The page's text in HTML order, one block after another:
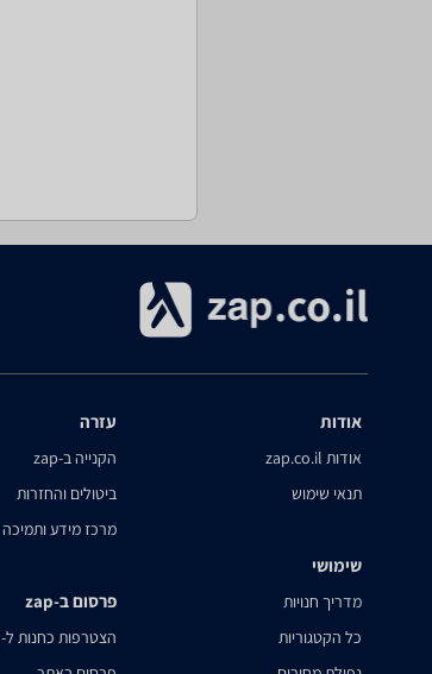
אודות
אודות zap.co.il
תנאי שימוש
שימושי
מדריך חנויות
כל הקטגוריות
עזרה
הקנייה ב-zap
ביטולים והחזרות
מרכז מידע ותמיכה
פרסום ב-zap
הצטרפות כחנות ל-zap